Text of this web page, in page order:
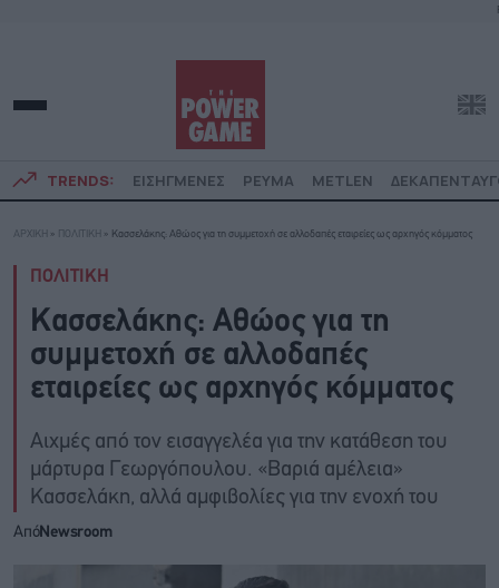
TRENDS: ΕΙΣΗΓΜΕΝΕΣ ΡΕΥΜΑ METLEN
ΑΡΧΙΚΗ » ΠΟΛΙΤΙΚΗ » Κασσελάκης: Αθώος για τη συμμετοχή σε αλλοδαπές εταιρείες ως αρχηγός κόμματος
ΠΟΛΙΤΙΚΗ
Κασσελάκης: Αθώος για τη
συμμετοχή σε αλλοδαπές
εταιρείες ως αρχηγός κόμματος
Aιχμές από τον εισαγγελέα για την κατάθεση του
μάρτυρα Γεωργόπουλου. «Βαριά αμέλεια»
Κασσελάκη, αλλά αμφιβολίες για την ενοχή του
ΑπόNewsroom